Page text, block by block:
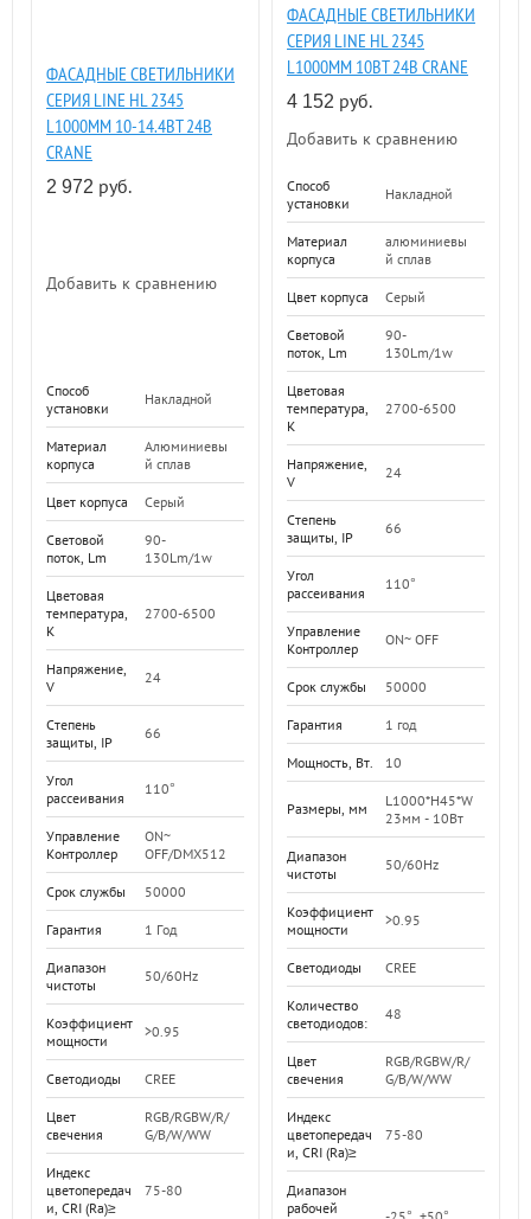
ФАСАДНЫЕ СВЕТИЛЬНИКИ
СЕРИЯ LINE HL 2345
L1000ММ 10-14.4ВТ 24В
CRANE
2 972 руб.
Добавить к сравнению
Способ
установки
Накладной
Материал
корпуса
Алюминиевы
й сплав
Цвет корпуса Серый
Световой
поток, Lm
90-
130Lm/1w
Цветовая
температура,
K
2700-6500
Напряжение,
V
24
Степень
защиты, IP
66
Угол
рассеивания
110°
Управление
Контроллер
ON~
OFF/DMX512
Срок службы 50000
Гарантия 1 Год
Диапазон
чистоты
50/60Hz
Коэффициент
мощности
>0.95
Светодиоды CREE
Цвет
свечения
RGB/RGBW/R/
G/B/W/WW
Индекс
цветопередач
и, CRI (Ra)≥
75-80
ФАСАДНЫЕ СВЕТИЛЬНИКИ
СЕРИЯ LINE HL 2345
L1000ММ 10ВТ 24В CRANE
4 152 руб.
Добавить к сравнению
Способ
установки
Накладной
Материал
корпуса
алюминиевы
й сплав
Цвет корпуса Серый
Световой
поток, Lm
90-
130Lm/1w
Цветовая
температура,
K
2700-6500
Напряжение,
V
24
Степень
защиты, IP
66
Угол
рассеивания
110°
Управление
Контроллер
ON~ OFF
Срок службы 50000
Гарантия 1 год
Мощность, Вт. 10
Размеры, мм
L1000*H45*W
23мм - 10Вт
Диапазон
чистоты
50/60Hz
Коэффициент
мощности
>0.95
Светодиоды CREE
Количество
светодиодов:
48
Цвет
свечения
RGB/RGBW/R/
G/B/W/WW
Индекс
цветопередач
и, CRI (Ra)≥
75-80
Диапазон
рабочей